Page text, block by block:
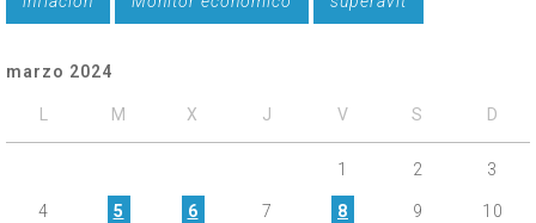
marzo 2024
M X J V S D
1 2 3
4 5 6 7 8 9 10